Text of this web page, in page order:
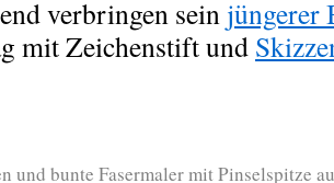
verbringen sein jüngerer
mit Zeichenstift und
und bunte Fasermaler mit Pinselspitze